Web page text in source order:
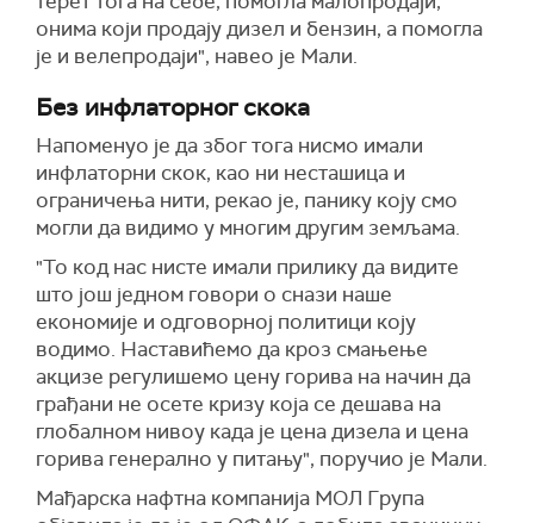
онима који продају дизел и бензин, а помогла
је и велепродаји", навео је Мали.
Без инфлаторног скока
Напоменуо је да због тога нисмо имали
инфлаторни скок, као ни несташица и
ограничења нити, рекао је, панику коју смо
могли да видимо у многим другим земљама.
"То код нас нисте имали прилику да видите
што још једном говори о снази наше
економије и одговорној политици коју
водимо. Наставићемо да кроз смањење
акцизе регулишемо цену горива на начин да
грађани не осете кризу која се дешава на
глобалном нивоу када је цена дизела и цена
горива генерално у питању", поручио је Мали.
Мађарска нафтна компанија МОЛ Група